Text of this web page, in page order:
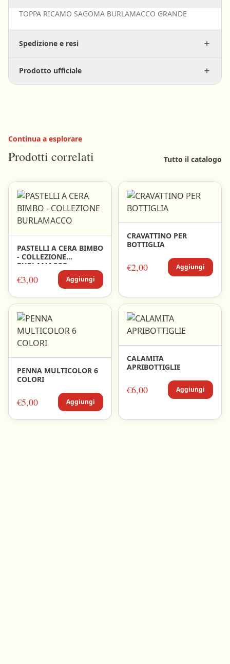
TOPPA RICAMO SAGOMA BURLAMACCO GRANDE
Spedizione e resi
Prodotto ufficiale
Continua a esplorare
Prodotti correlati Tutto il catalogo
PASTELLI A CERA BIMBO
- COLLEZIONE
BURLAMACCO
€3,00 Aggiungi
CRAVATTINO PER
BOTTIGLIA
€2,00 Aggiungi
PENNA MULTICOLOR 6
COLORI
€5,00 Aggiungi
CALAMITA
APRIBOTTIGLIE
€6,00 Aggiungi